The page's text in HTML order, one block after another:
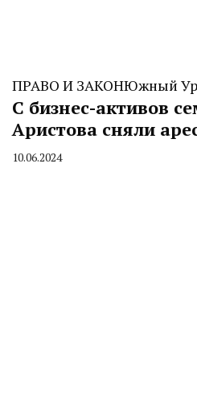
ПРАВО И ЗАКОНЮжный
С бизнес-активов
Аристова сняли
By
10.06.2024